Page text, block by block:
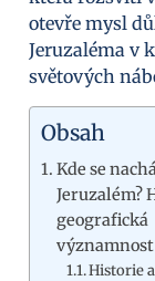
otevře mysl
Jeruzaléma v
světových
Obsah
Kde se
Jeruzalém?
geografická
významnost
Historie a